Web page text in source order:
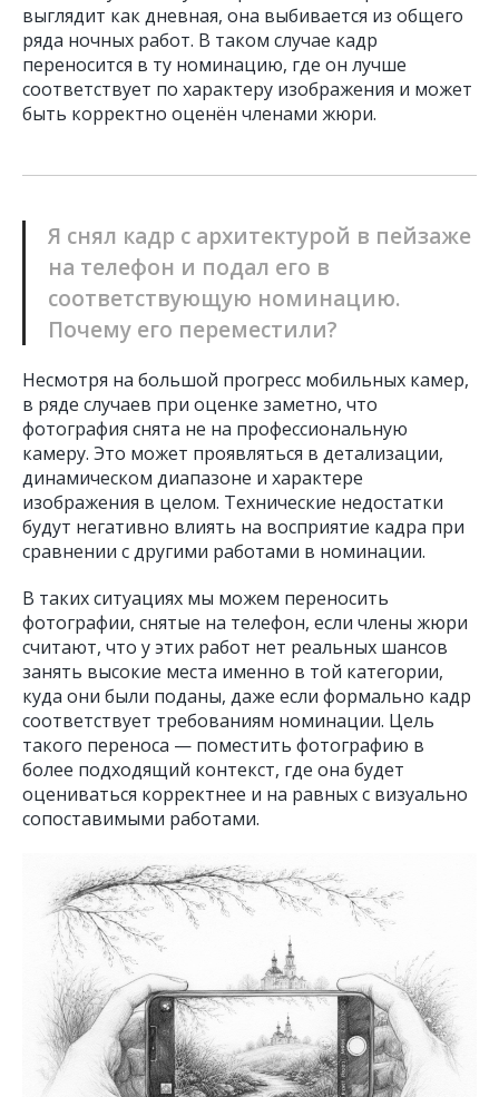
выглядит как дневная, она выбивается из общего
ряда ночных работ. В таком случае кадр
переносится в ту номинацию, где он лучше
соответствует по характеру изображения и может
быть корректно оценён членами жюри.
Я снял кадр с архитектурой в пейзаже
на телефон и подал его в
соответствующую номинацию.
Почему его переместили?
Несмотря на большой прогресс мобильных камер,
в ряде случаев при оценке заметно, что
фотография снята не на профессиональную
камеру. Это может проявляться в детализации,
динамическом диапазоне и характере
изображения в целом. Технические недостатки
будут негативно влиять на восприятие кадра при
сравнении с другими работами в номинации.
В таких ситуациях мы можем переносить
фотографии, снятые на телефон, если члены жюри
считают, что у этих работ нет реальных шансов
занять высокие места именно в той категории,
куда они были поданы, даже если формально кадр
соответствует требованиям номинации. Цель
такого переноса — поместить фотографию в
более подходящий контекст, где она будет
оцениваться корректнее и на равных с визуально
сопоставимыми работами.